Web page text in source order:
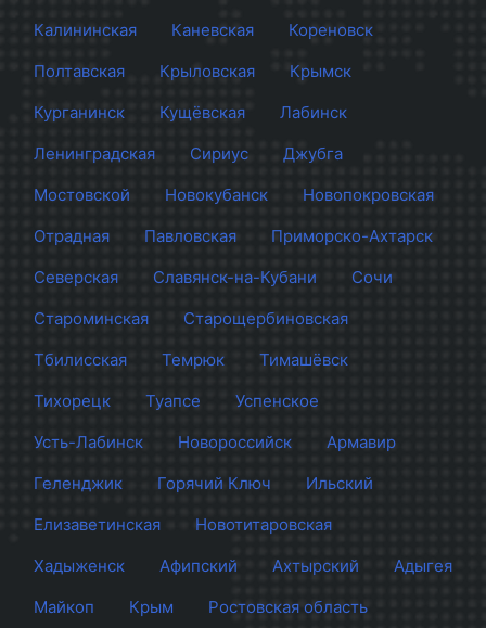
Калининская
Каневская
Кореновск
Полтавская
Крыловская
Крымск
Курганинск
Кущёвская
Лабинск
Ленинградская
Сириус
Джубга
Мостовской
Новокубанск
Новопокровская
Отрадная
Павловская
Приморско-Ахтарск
Северская
Славянск-на-Кубани
Сочи
Староминская
Старощербиновская
Тбилисская
Темрюк
Тимашёвск
Тихорецк
Туапсе
Успенское
Усть-Лабинск
Новороссийск
Армавир
Геленджик
Горячий Ключ
Ильский
Елизаветинская
Новотитаровская
Хадыженск
Афипский Ахтырский
Адыгея
Майкоп
Крым Ростовская область